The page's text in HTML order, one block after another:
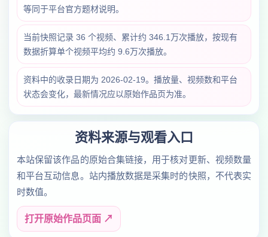
等同于平台官方题材说明。
当前快照记录 36 个视频、累计约 346.1万次播放，按现有
数据折算单个视频平均约 9.6万次播放。
资料中的收录日期为 2026-02-19。播放量、视频数和平台
状态会变化，最新情况应以原始作品页为准。
资料来源与观看入口
本站保留该作品的原始合集链接，用于核对更新、视频数量
和平台互动信息。站内播放数据是采集时的快照，不代表实
时数值。
打开原始作品页面 ↗